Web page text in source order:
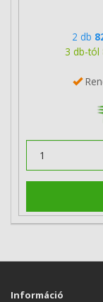
2 db
3 db-tól
Információ